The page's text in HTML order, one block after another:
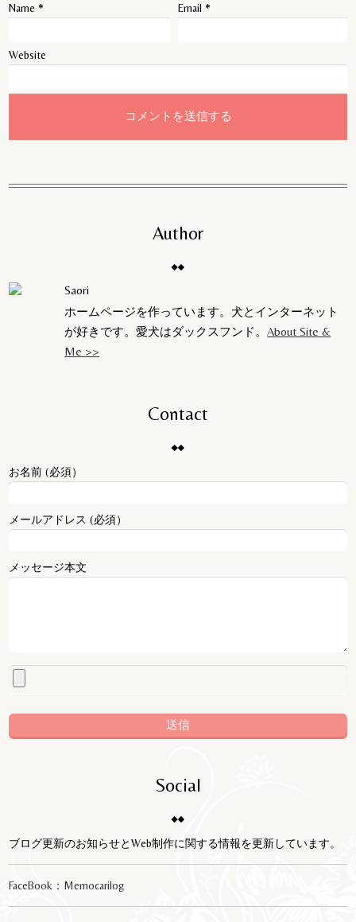
Name * Email *
Website
Author
Saori
ホームページを作っています。犬とインターネット
が好きです。愛犬はダックスフンド。About Site &
Me >>
Contact
お名前 (必須）
メールアドレス (必須）
メッセージ本文
Social
ブログ更新のお知らせとWeb制作に関する情報を更新しています。
FaceBook：Memocarilog